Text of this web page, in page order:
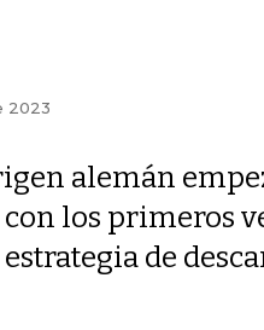
2023
alemán
los primeros
de